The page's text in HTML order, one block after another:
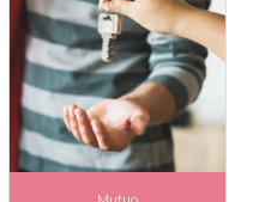
come parte
di vendita o
vincola in alcun